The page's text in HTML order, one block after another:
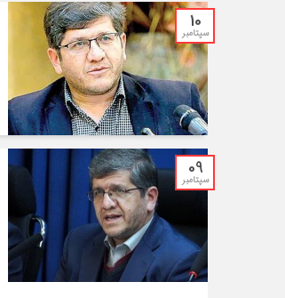
10
سپتامبر
09
سپتامبر